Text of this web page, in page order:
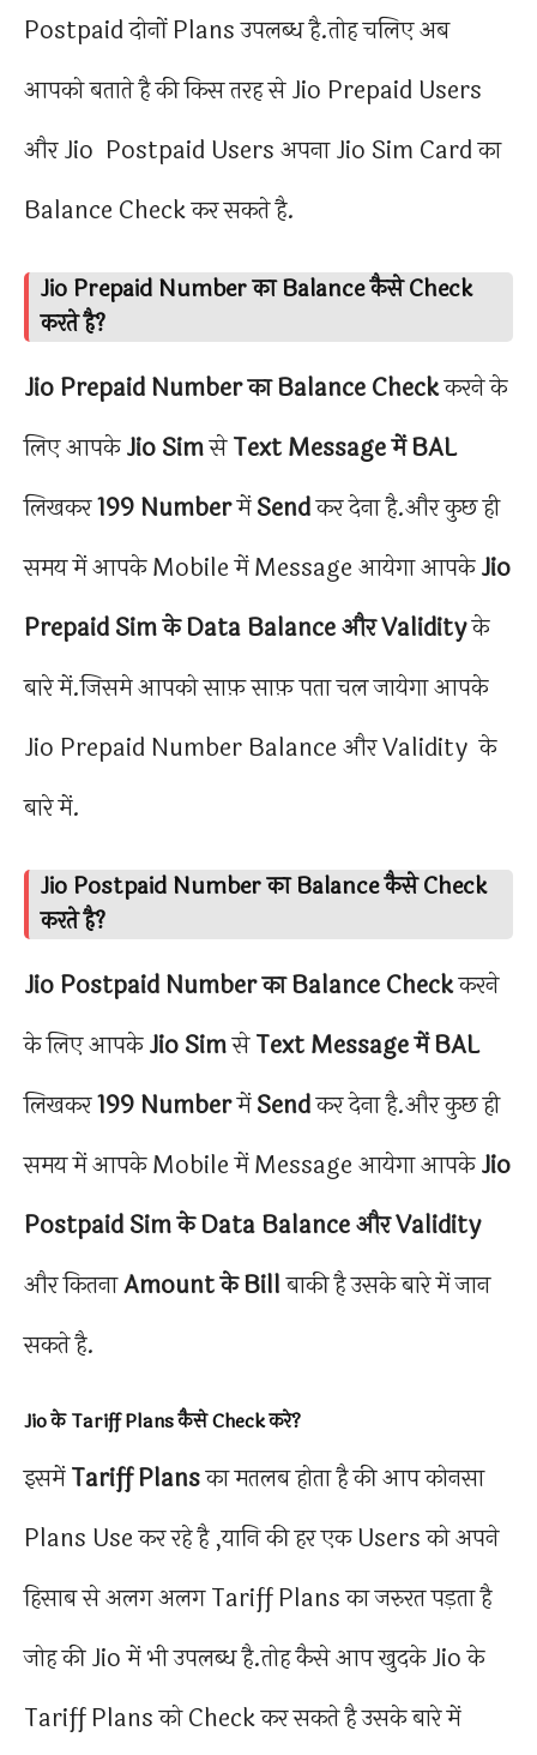
Postpaid दोनों Plans उपलब्ध है.तोह चलिए अब
आपको बताते है की किस तरह से Jio Prepaid Users
और Jio Postpaid Users अपना Jio Sim Card का
Balance Check कर सकते है.
Jio Prepaid Number का Balance कैसे Check
करते है?
Jio Prepaid Numberका Balance Checkकरने के
लिए आपकेJio SimसेText Message में BAL
लिखकर199 NumberमेंSendकर देना है.और कुछ ही
समय में आपके Mobile में Message आयेगा आपकेJio
Prepaid Sim के Data Balance और Validityके
बारे में.जिसमे आपको साफ़ साफ़ पता चल जायेगा आपके
Jio Prepaid Number Balance और Validity के
बारे में.
Jio Postpaid Number का Balance कैसे Check
करते है?
Jio Postpaid Numberका Balance Checkकरने
के लिए आपकेJio SimसेText Message में BAL
लिखकर199 NumberमेंSendकर देना है.और कुछ ही
समय में आपके Mobile में Message आयेगा आपकेJio
Postpaid Sim के Data Balance और Validity
और कितनाAmount के Billबाकी है उसके बारे में जान
सकते है.
Jio के Tariff Plans कैसे Check करे?
इसमेंTariff Plansका मतलब होता है की आप कोनसा
Plans Use कर रहे है ,यानि की हर एक Users को अपने
हिसाब से अलग अलग Tariff Plans का जरुरत पड़ता है
जोह की Jio में भी उपलब्ध है.तोह कैसे आप खुदके Jio के
Tariff Plans को Check कर सकते है उसके बारे में